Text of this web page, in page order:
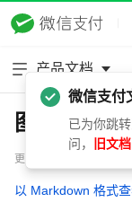
产品文档
图片上传接
更新时间：2025.09.01
以 Markdown 格式
微信支付
已为你跳转
问，
旧文档